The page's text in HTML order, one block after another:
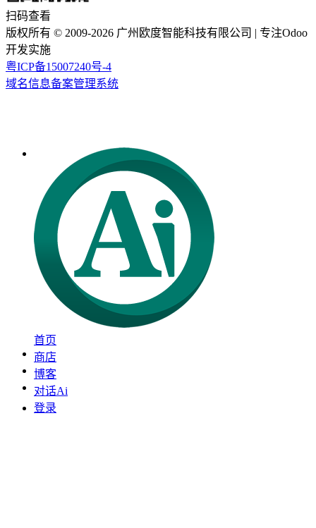
扫码查看
版权所有 © 2009-2026 广州欧度智能科技有限公司 | 专注Odoo
开发实施
粤ICP备15007240号-4
域名信息备案管理系统
首页
商店
博客
对话Ai
登录